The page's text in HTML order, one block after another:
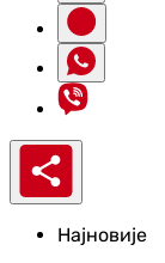
Најновије